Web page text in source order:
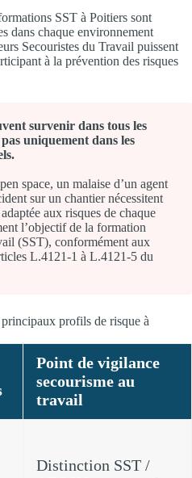
SST à Poitiers sont
dans chaque environnement
Secouristes du Travail puissent
à la prévention des risques
survenir dans tous les
uniquement dans les
space, un malaise d’un agent
sur un chantier nécessitent
aux risques de chaque
l’objectif de la formation
(SST), conformément aux
L.4121-1 à L.4121-5 du
profils de risque à
Point de vigilance
secourisme au
travail
Distinction SST /